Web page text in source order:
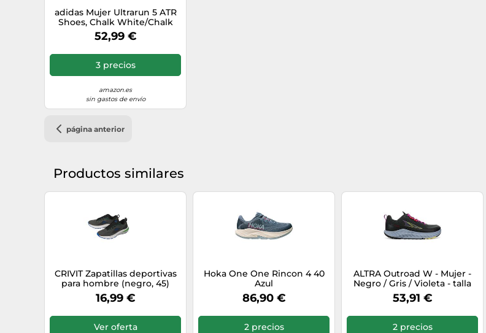
adidas Mujer Ultrarun 5 ATR
Shoes, Chalk White/Chalk
White/Off White, 38 EU
52,99 €
3 precios
amazon.es
sin gastos de envío
página anterior
Productos similares
CRIVIT Zapatillas deportivas
para hombre (negro, 45)
16,99 €
Ver oferta
Hoka One One Rincon 4 40
Azul
86,90 €
2 precios
ALTRA Outroad W - Mujer -
Negro / Gris / Violeta - talla
37- modelo 2023
53,91 €
2 precios